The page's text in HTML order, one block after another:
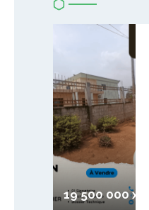
19 500 000 xaf